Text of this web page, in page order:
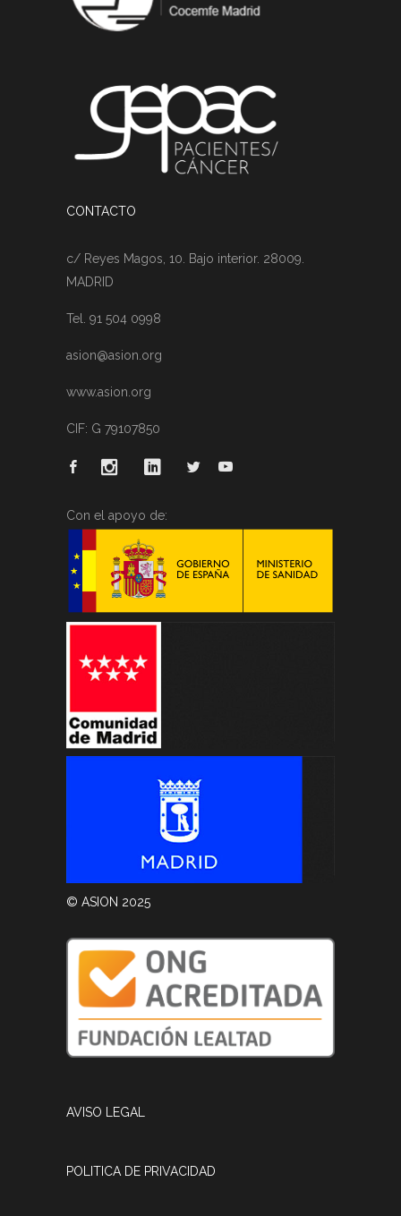
CONTACTO
c/ Reyes Magos, 10. Bajo interior. 28009.
MADRID
Tel. 91 504 0998
asion@asion.org
www.asion.org
CIF: G 79107850
Con el apoyo de:
© ASION 2025
AVISO LEGAL
POLITICA DE PRIVACIDAD